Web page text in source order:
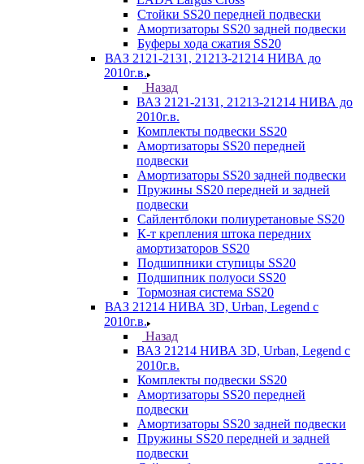
Стойки SS20 передней подвески
Амортизаторы SS20 задней подвески
Буферы хода сжатия SS20
ВАЗ 2121-2131, 21213-21214 НИВА до
2010г.в.
Назад
ВАЗ 2121-2131, 21213-21214 НИВА до
2010г.в.
Комплекты подвески SS20
Амортизаторы SS20 передней
подвески
Амортизаторы SS20 задней подвески
Пружины SS20 передней и задней
подвески
Сайлентблоки полиуретановые SS20
К-т крепления штока передних
амортизаторов SS20
Подшипники ступицы SS20
Подшипник полуоси SS20
Тормозная система SS20
ВАЗ 21214 НИВА 3D, Urban, Legend c
2010г.в.
Назад
ВАЗ 21214 НИВА 3D, Urban, Legend c
2010г.в.
Комплекты подвески SS20
Амортизаторы SS20 передней
подвески
Амортизаторы SS20 задней подвески
Пружины SS20 передней и задней
подвески